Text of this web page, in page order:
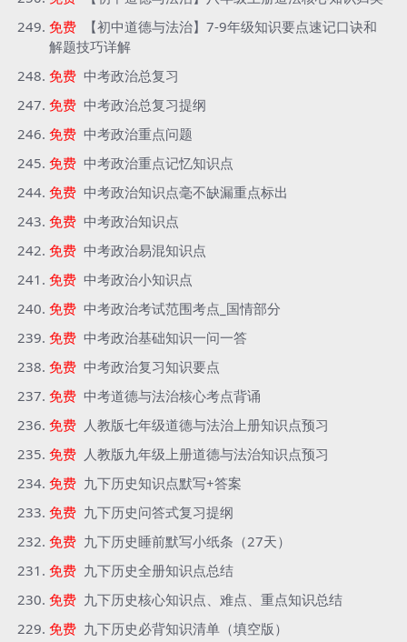
免费
【初中道德与法治】7-9年级知识要点速记口诀和
解题技巧详解
免费 中考政治总复习
免费 中考政治总复习提纲
免费 中考政治重点问题
免费 中考政治重点记忆知识点
免费 中考政治知识点毫不缺漏重点标出
免费 中考政治知识点
免费 中考政治易混知识点
免费 中考政治小知识点
免费 中考政治考试范围考点_国情部分
免费 中考政治基础知识一问一答
免费 中考政治复习知识要点
免费 中考道德与法治核心考点背诵
免费 人教版七年级道德与法治上册知识点预习
免费 人教版九年级上册道德与法治知识点预习
免费 九下历史知识点默写+答案
免费 九下历史问答式复习提纲
免费 九下历史睡前默写小纸条（27天）
免费 九下历史全册知识点总结
免费 九下历史核心知识点、难点、重点知识总结
免费 九下历史必背知识清单（填空版）